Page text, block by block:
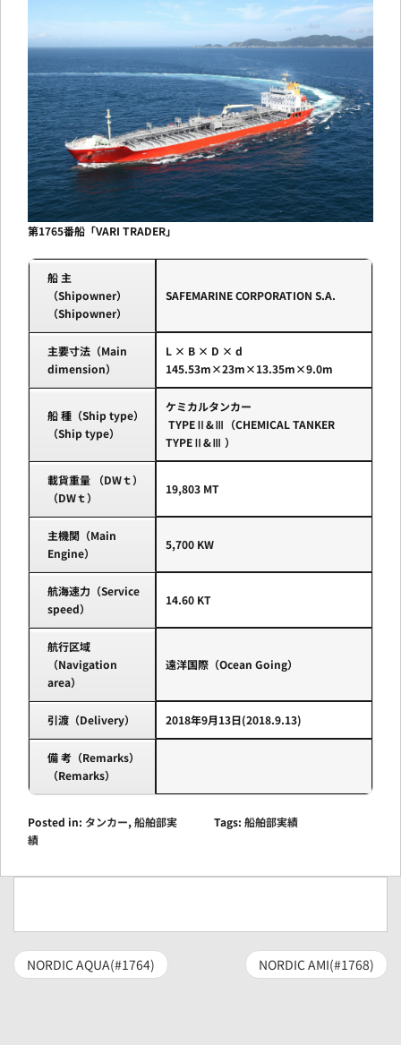
第1765番船「VARI TRADER」
船 主
（Shipowner）
（Shipowner）
SAFEMARINE CORPORATION S.A.
主要寸法（Main
dimension）
L × B × D × d
145.53m×23m×13.35m×9.0m
船 種（Ship type）
（Ship type）
ケミカルタンカー
TYPEⅡ&Ⅲ（CHEMICAL TANKER
TYPEⅡ&Ⅲ ）
載貨重量 （DWｔ）
（DWｔ）
19,803 MT
主機関（Main
Engine）
5,700 KW
航海速力（Service
speed）
14.60 KT
航行区域
（Navigation
area）
遠洋国際（Ocean Going）
引渡（Delivery） 2018年9月13日(2018.9.13)
備 考（Remarks）
（Remarks）
Posted in: タンカー, 船舶部実
績
Tags: 船舶部実績
NORDIC AQUA(#1764) NORDIC AMI(#1768)